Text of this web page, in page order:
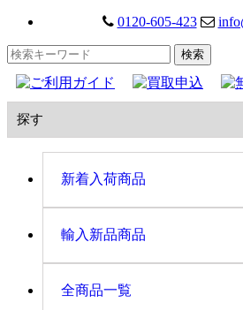
0120-605-423
探す
新着入荷商品
輸入新品商品
全商品一覧